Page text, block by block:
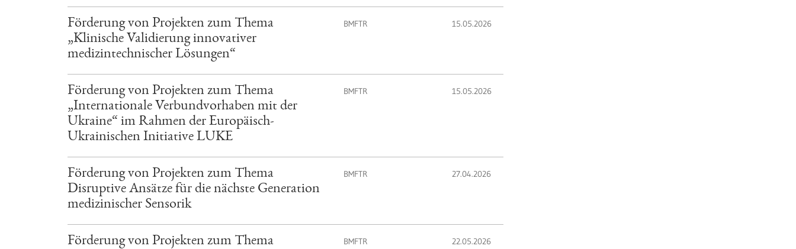
Förderung von Projekten zum Thema
„Klinische Validierung innovativer
medizintechnischer Lösungen“
BMFTR 15.05.2026
Förderung von Projekten zum Thema
„Internationale Verbundvorhaben mit der
Ukraine“ im Rahmen der Europäisch-
Ukrainischen Initiative LUKE
BMFTR 15.05.2026
Förderung von Projekten zum Thema
Disruptive Ansätze für die nächste Generation
medizinischer Sensorik
BMFTR 27.04.2026
Förderung von Projekten zum Thema
BMFTR 22.05.2026